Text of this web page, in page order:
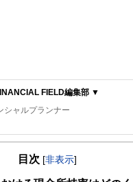
FIELD編集部 ▼
シャルプランナー
編集部は、金融、経済に関する
方でも理解できるようわかりやす
目次 [非表示]